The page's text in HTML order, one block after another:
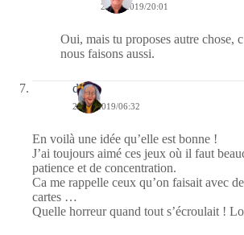
22/11/2019/20:01
Oui, mais tu proposes autre chose,
nous faisons aussi.
dom
20/11/2019/06:32
En voilà une idée qu’elle est bonne !
J’ai toujours aimé ces jeux où il faut
patience et de concentration.
Ca me rappelle ceux qu’on faisait avec
cartes …
Quelle horreur quand tout s’écroulait !